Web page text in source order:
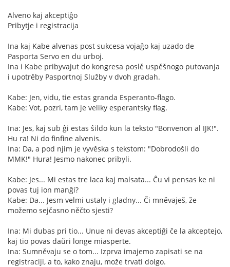
Alveno kaj akceptiĝo
Pribytje i registracija
Ina kaj Kabe alvenas post sukcesa vojaĝo kaj uzado de
Pasporta Servo en du urboj.
Ina i Kabe pribyvajut do kongresa poslě uspěšnogo putovanja
i upotrěby Pasportnoj Služby v dvoh gradah.
Kabe: Jen, vidu, tie estas granda Esperanto-flago.
Kabe: Vot, pozri, tam je veliky esperantsky flag.
Ina: Jes, kaj sub ĝi estas ŝildo kun la teksto "Bonvenon al IJK!".
Hu ra! Ni do finfine alvenis.
Ina: Da, a pod njim je vyvěska s tekstom: "Dobrodošli do
MMK!" Hura! Jesmo nakonec pribyli.
Kabe: Jes... Mi estas tre laca kaj malsata... Ĉu vi pensas ke ni
povas tuj ion manĝi?
Kabe: Da... Jesm velmi ustaly i gladny... Či mněvaješ, že
možemo sejčasno něčto sjesti?
Ina: Mi dubas pri tio... Unue ni devas akceptiĝi ĉe la akceptejo,
kaj tio povas daŭri longe miasperte.
Ina: Sumněvaju se o tom... Izprva imajemo zapisati se na
registraciji, a to, kako znaju, može trvati dolgo.